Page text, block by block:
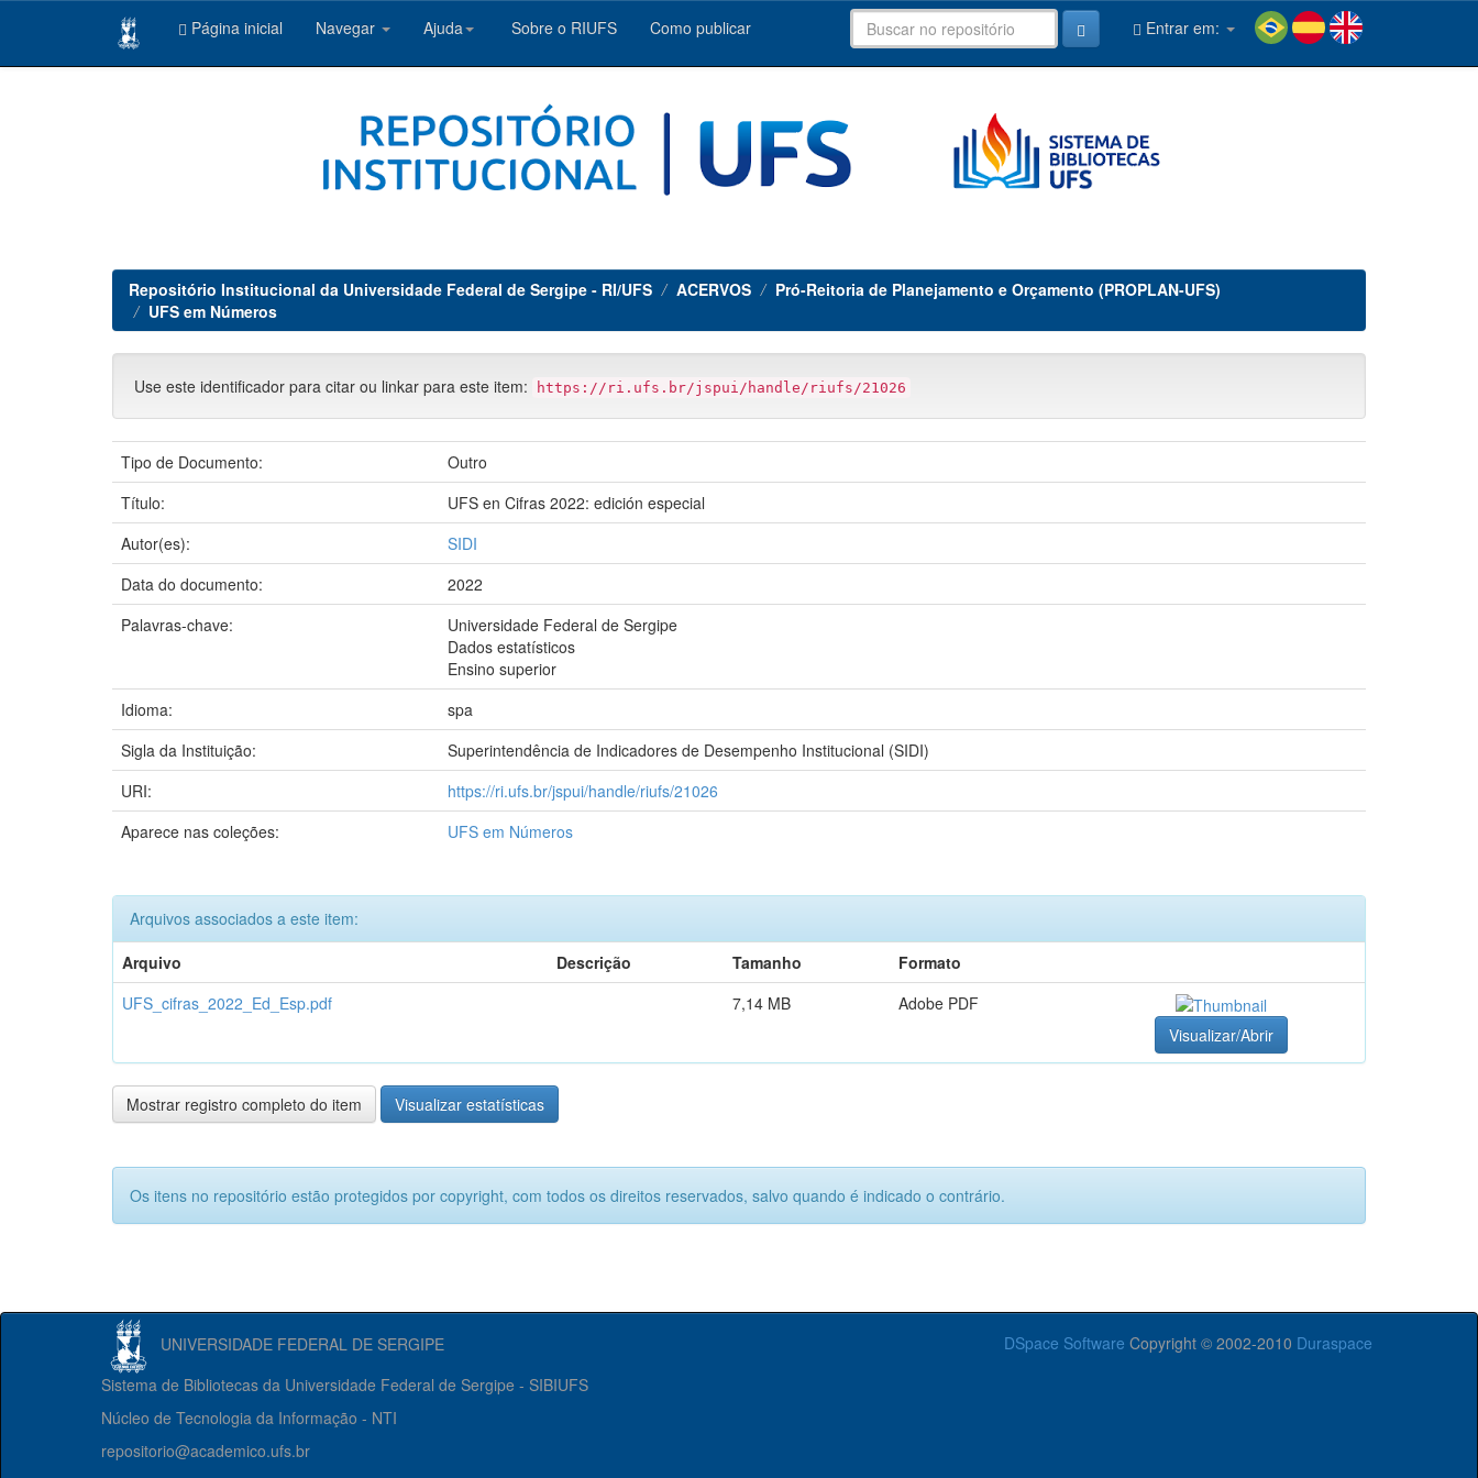
Página inicial Navegar Ajuda Sobre o RIUFS Como publicar Entrar em:
Repositório Institucional da Universidade Federal de Sergipe - RI/UFS ACERVOS
Pró-Reitoria de Planejamento e Orçamento (PROPLAN-UFS)
UFS em Números
Use este identificador para citar ou linkar para este item: https://ri.ufs.br/jspui/handle/riufs/21026
Tipo de Documento:
Outro
Título:
UFS en Cifras 2022: edición especial
Autor(es):
SIDI
Data do documento:
2022
Palavras-chave:
Universidade Federal de Sergipe
Dados estatísticos
Ensino superior
Idioma:
spa
Sigla da Instituição:
Superintendência de Indicadores de Desempenho Institucional (SIDI)
URI:
https://ri.ufs.br/jspui/handle/riufs/21026
Aparece nas coleções:
UFS em Números
Arquivos associados a este item:
Arquivo
Descrição Tamanho
Formato
UFS_cifras_2022_Ed_Esp.pdf
7,14 MB
Adobe PDF
Visualizar/Abrir
Mostrar registro completo do item Visualizar estatísticas
Os itens no repositório estão protegidos por copyright, com todos os direitos reservados, salvo quando é indicado o contrário.
UNIVERSIDADE FEDERAL DE SERGIPE DSpace Software Copyright © 2002-2010 Duraspace
Sistema de Bibliotecas da Universidade Federal de Sergipe - SIBIUFS
Núcleo de Tecnologia da Informação - NTI
repositorio@academico.ufs.br